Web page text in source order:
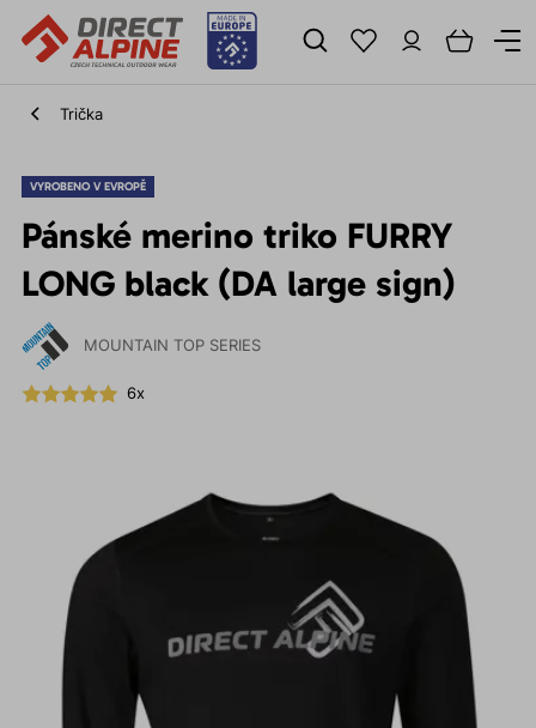
Trička
VYROBENO V EVROPĚ
Pánské merino triko FURRY
LONG black (DA large sign)
MOUNTAIN TOP SERIES
6x